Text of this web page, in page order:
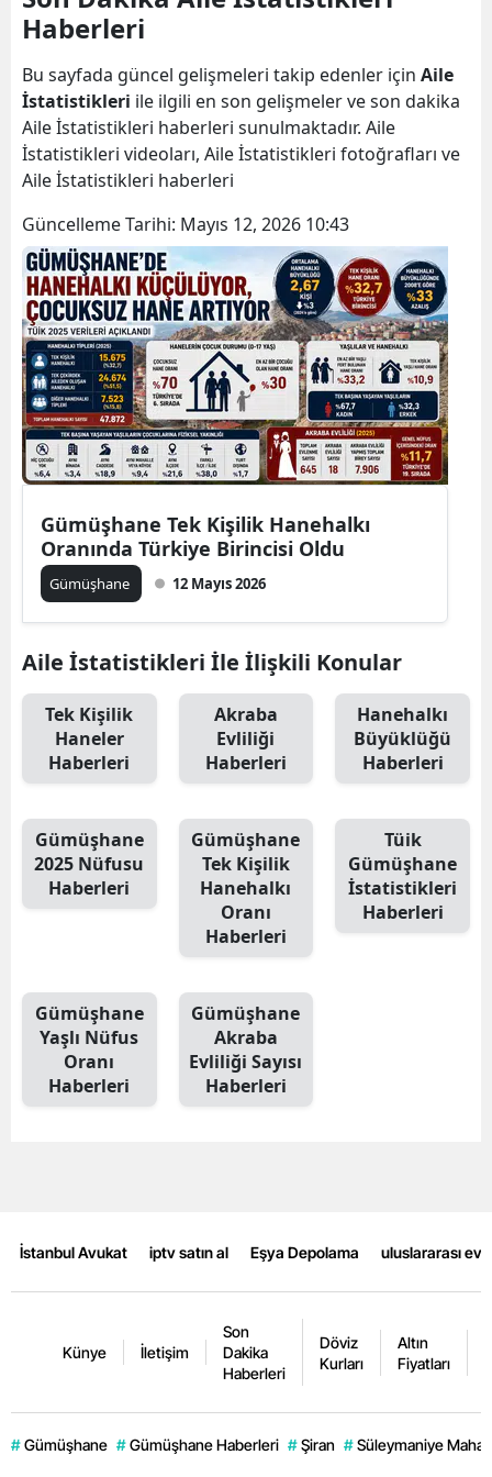
Bingöl
Bitlis
Bolu
Bursa
Çanakkale
Çankırı
Çorum
Denizli
Diyarbakır
Edirne
Erzurum
Eskişehir
Gaziantep
Giresun
Gümüşhane
Hakkari
Hatay
Mersin
İstanbul
İzmir
Kocaeli
Konya
Haberleri
Bu sayfada güncel gelişmeleri takip edenler için Aile
İstatistikleri ile ilgili en son gelişmeler ve son dakika
Aile İstatistikleri haberleri sunulmaktadır. Aile
İstatistikleri videoları, Aile İstatistikleri fotoğrafları ve
Aile İstatistikleri haberleri
Güncelleme Tarihi: Mayıs 12, 2026 10:43
Gümüşhane Tek Kişilik Hanehalkı
Oranında Türkiye Birincisi Oldu
Gümüşhane 12 Mayıs 2026
Aile İstatistikleri İle İlişkili Konular
Tek Kişilik
Haneler
Haberleri
Akraba
Evliliği
Haberleri
Hanehalkı
Büyüklüğü
Haberleri
Gümüşhane
2025 Nüfusu
Haberleri
Gümüşhane
Tek Kişilik
Hanehalkı
Oranı
Haberleri
Tüik
Gümüşhane
İstatistikleri
Haberleri
Gümüşhane
Yaşlı Nüfus
Oranı
Haberleri
Gümüşhane
Akraba
Evliliği Sayısı
Haberleri
İstanbul Avukat iptv satın al Eşya Depolama uluslararası
Künye İletişim
Son
Dakika
Haberleri
Döviz
Kurları
Altın
Fiyatları
# Gümüşhane # Gümüşhane Haberleri # Şiran # Süleymaniye